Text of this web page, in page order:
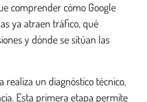
comprender cómo Google
ya atraen tráfico, qué
y dónde se sitúan las
realiza un diagnóstico técnico,
Esta primera etapa permite